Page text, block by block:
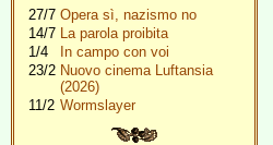
27/7 Opera sì, nazismo no
14/7 La parola proibita
1/4
In campo con voi
23/2 Nuovo cinema Luftansia
(2026)
11/2 Wormslayer